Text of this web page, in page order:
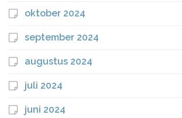
oktober 2024
september 2024
augustus 2024
juli 2024
juni 2024